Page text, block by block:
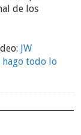
de los
JW
hago todo lo